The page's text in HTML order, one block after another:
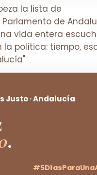
la lista de
de
vida entera
la política: tiempo,
Justo · Andalucía
.